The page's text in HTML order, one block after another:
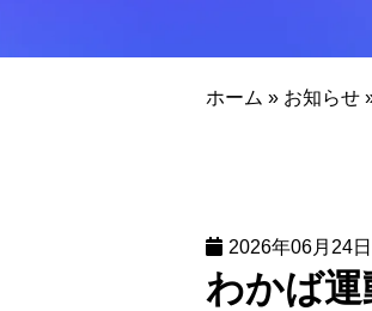
ホーム » お知らせ
2026年06月24日
わかば運